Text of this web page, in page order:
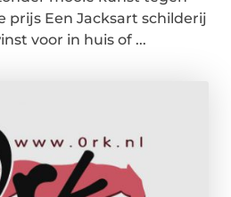
prijs Een Jacksart schilderij
voor in huis of ...